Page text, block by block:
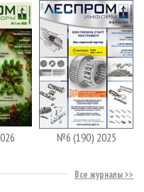
№6 (190) 2025
Все журналы